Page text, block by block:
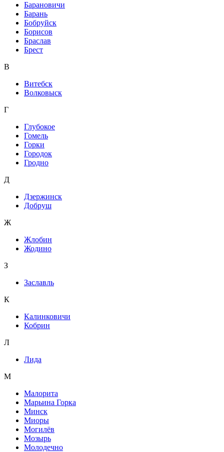
Барановичи
Барань
Бобруйск
Борисов
Браслав
Брест
В
Витебск
Волковыск
Г
Глубокое
Гомель
Горки
Городок
Гродно
Д
Дзержинск
Добруш
Ж
Жлобин
Жодино
З
Заславль
К
Калинковичи
Кобрин
Л
Лида
М
Малорита
Марьина Горка
Минск
Миоры
Могилёв
Мозырь
Молодечно